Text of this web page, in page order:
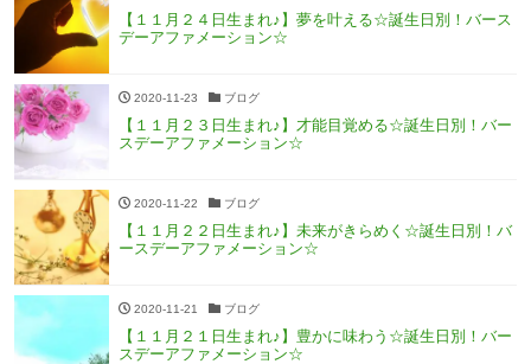
【１１月２４日生まれ♪】夢を叶える☆誕生日別！バース
デーアファメーション☆
2020-11-23 ブログ
【１１月２３日生まれ♪】才能目覚める☆誕生日別！バー
スデーアファメーション☆
2020-11-22 ブログ
【１１月２２日生まれ♪】未来がきらめく☆誕生日別！バ
ースデーアファメーション☆
2020-11-21 ブログ
【１１月２１日生まれ♪】豊かに味わう☆誕生日別！バー
スデーアファメーション☆